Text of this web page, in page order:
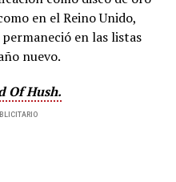
en el Reino Unido,
en las listas
nuevo.
Of Hush.